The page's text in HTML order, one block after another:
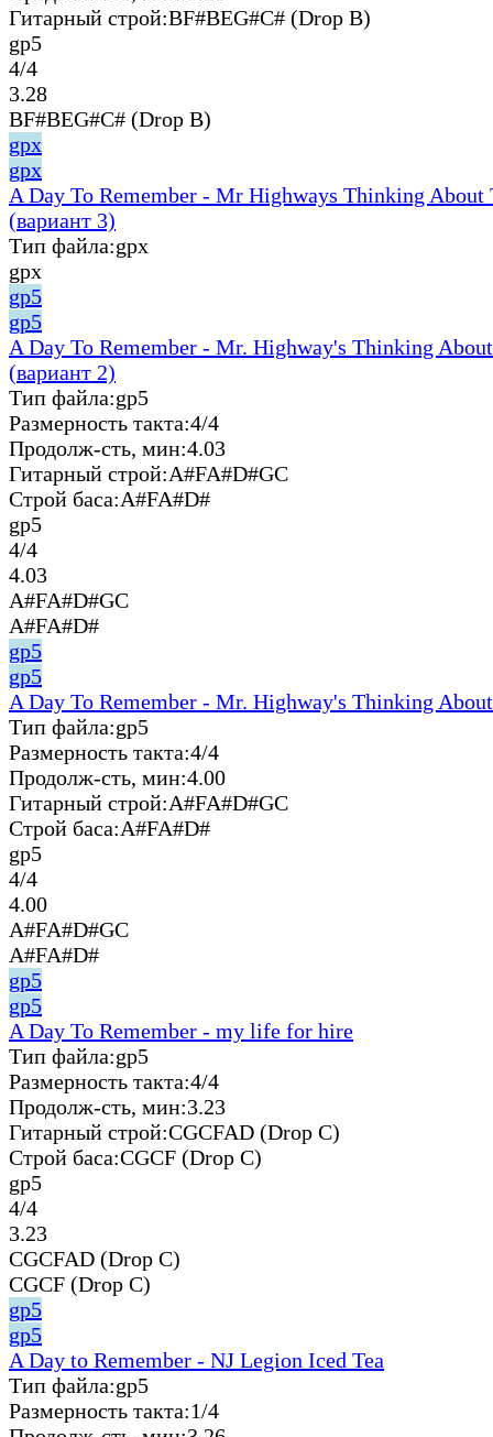
Гитарный строй:BF#BEG#C# (Drop B)
gp5
4/4
3.28
BF#BEG#C# (Drop B)
gpx
gpx
A Day To Remember - Mr Highways Thinking About
(вариант 3)
Тип файла:gpx
gpx
gp5
gp5
A Day To Remember - Mr. Highway's Thinking
(вариант 2)
Тип файла:gp5
Размерность такта:4/4
Продолж-сть, мин:4.03
Гитарный строй:A#FA#D#GC
Строй баса:A#FA#D#
gp5
4/4
4.03
A#FA#D#GC
A#FA#D#
gp5
gp5
A Day To Remember - Mr. Highway's Thinking
Тип файла:gp5
Размерность такта:4/4
Продолж-сть, мин:4.00
Гитарный строй:A#FA#D#GC
Строй баса:A#FA#D#
gp5
4/4
4.00
A#FA#D#GC
A#FA#D#
gp5
gp5
A Day To Remember - my life for hire
Тип файла:gp5
Размерность такта:4/4
Продолж-сть, мин:3.23
Гитарный строй:CGCFAD (Drop C)
Строй баса:CGCF (Drop C)
gp5
4/4
3.23
CGCFAD (Drop C)
CGCF (Drop C)
gp5
gp5
A Day to Remember - NJ Legion Iced Tea
Тип файла:gp5
Размерность такта:1/4